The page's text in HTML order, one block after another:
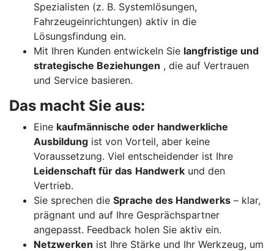
Spezialisten (z. B. Systemlösungen,
Fahrzeugeinrichtungen) aktiv in die
Lösungsfindung ein.
Mit Ihren Kunden entwickeln Sie langfristige und
strategische Beziehungen , die auf Vertrauen
und Service basieren.
Das macht Sie aus:
Eine kaufmännische oder handwerkliche
Ausbildung ist von Vorteil, aber keine
Voraussetzung. Viel entscheidender ist Ihre
Leidenschaft für das Handwerk und den
Vertrieb.
Sie sprechen die Sprache des Handwerks – klar,
prägnant und auf Ihre Gesprächspartner
angepasst. Feedback holen Sie aktiv ein.
Netzwerken ist Ihre Stärke und Ihr Werkzeug, um